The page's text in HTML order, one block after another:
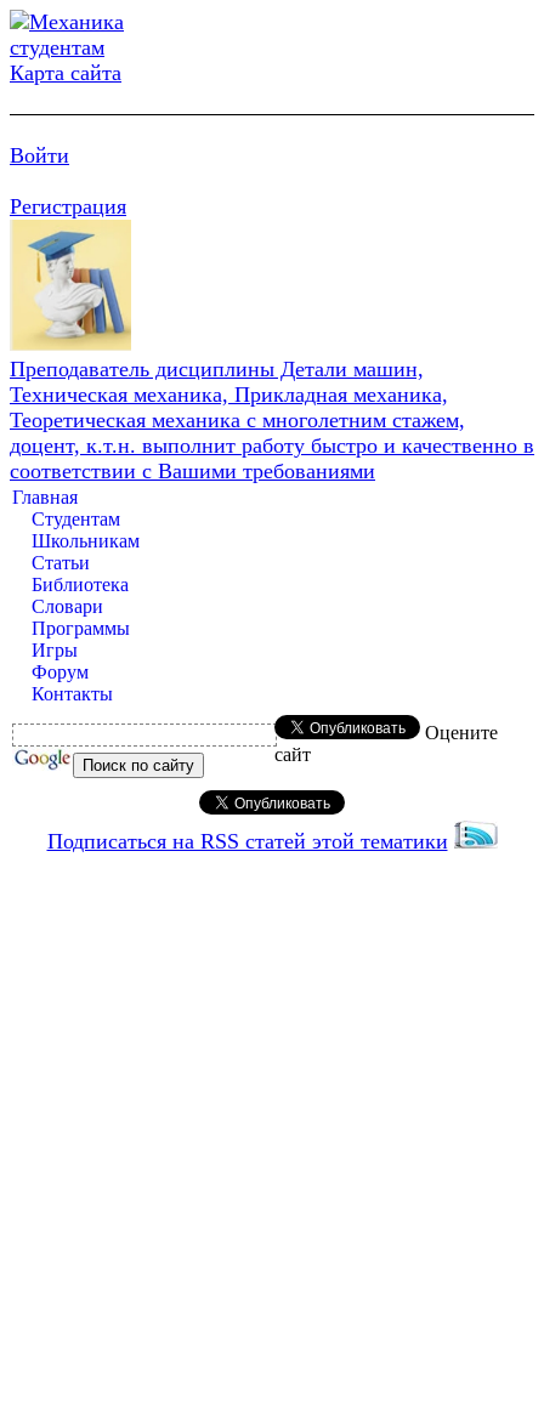
Карта сайта
Войти
Регистрация
Преподаватель дисциплины Детали машин,
Техническая механика, Прикладная механика,
Теоретическая механика с многолетним стажем,
доцент, к.т.н. выполнит работу быстро и качественно в
соответствии с Вашими требованиями
Главная
Студентам
Школьникам
Статьи
Библиотека
Словари
Программы
Игры
Форум
Контакты
Оцените
сайт
Подписаться на RSS статей этой тематики